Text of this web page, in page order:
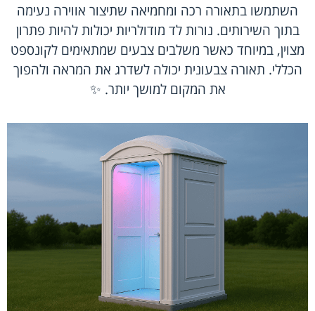
השתמשו בתאורה רכה ומחמיאה שתיצור אווירה נעימה
בתוך השירותים. נורות לד מודולריות יכולות להיות פתרון
מצוין, במיוחד כאשר משלבים צבעים שמתאימים לקונספט
הכללי. תאורה צבעונית יכולה לשדרג את המראה ולהפוך
את המקום למושך יותר. ✨